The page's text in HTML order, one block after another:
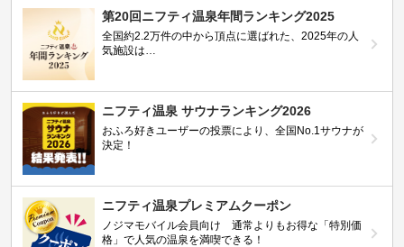
第20回ニフティ温泉年間ランキング2025
全国約2.2万件の中から頂点に選ばれた、2025年の人
気施設は…
ニフティ温泉 サウナランキング2026
おふろ好きユーザーの投票により、全国No.1サウナが
決定！
ニフティ温泉プレミアムクーポン
ノジマモバイル会員向け 通常よりもお得な「特別価
格」で人気の温泉を満喫できる！